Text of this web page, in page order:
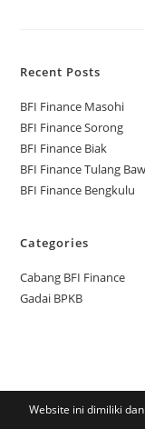
Recent Posts
BFI Finance Masohi
BFI Finance Sorong
BFI Finance Biak
BFI Finance Tulang
BFI Finance Bengkulu
Categories
Cabang BFI Finance
Gadai BPKB
Website ini dimiliki